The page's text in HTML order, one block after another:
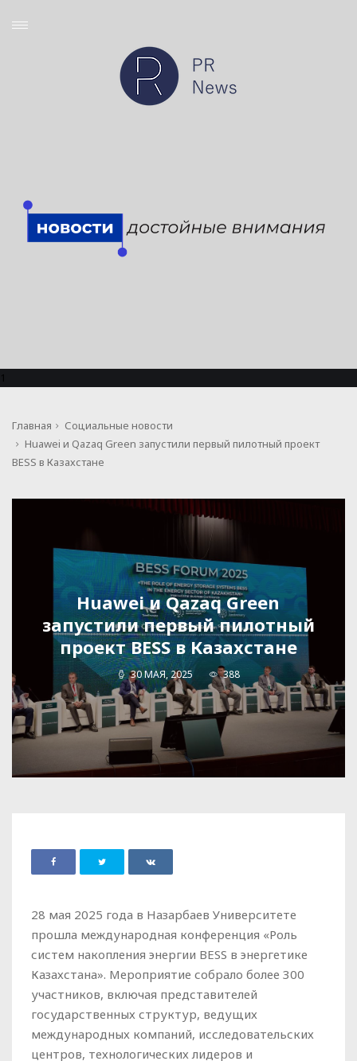
1
Главная
Социальные новости
Huawei и Qazaq Green запустили первый пилотный проект
BESS в Казахстане
Huawei и Qazaq Green
запустили первый пилотный
проект BESS в Казахстане
30 МАЯ, 2025 388
28 мая 2025 года в Назарбаев Университете
прошла международная конференция «Роль
систем накопления энергии BESS в энергетике
Казахстана». Мероприятие собрало более 300
участников, включая представителей
государственных структур, ведущих
международных компаний, исследовательских
центров, технологических лидеров и